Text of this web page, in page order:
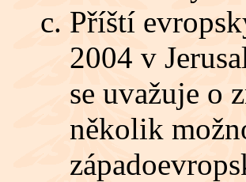
Příští
2004 v
se uvažuje o
několik